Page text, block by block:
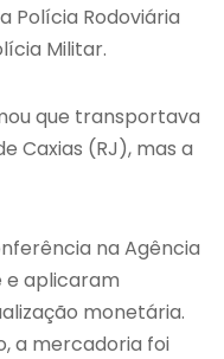
Polícia Rodoviária
Militar.
que transportava
Caxias (RJ), mas a
na Agência
e aplicaram
monetária.
a mercadoria foi